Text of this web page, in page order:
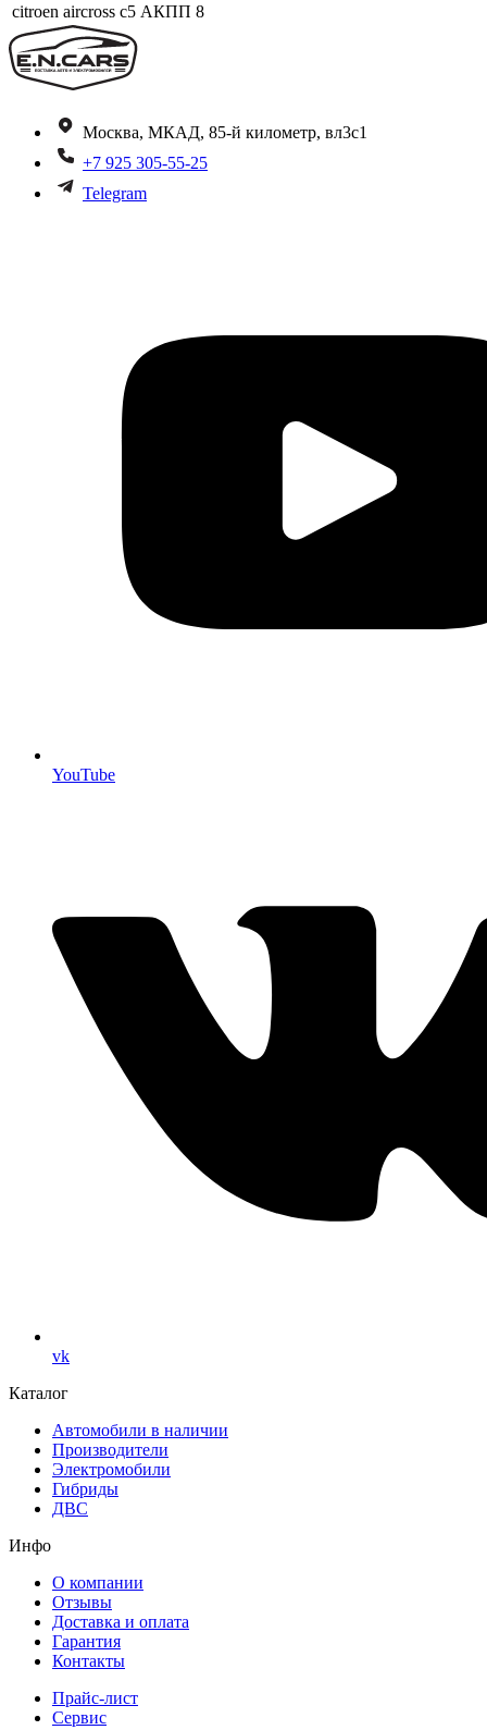
citroen aircross c5 АКПП 8
Москва, МКАД, 85-й километр, вл3с1
+7 925 305-55-25
Telegram
YouTube
vk
Каталог
Автомобили в наличии
Производители
Электромобили
Гибриды
ДВС
Инфо
О компании
Отзывы
Доставка и оплата
Гарантия
Контакты
Прайс-лист
Сервис